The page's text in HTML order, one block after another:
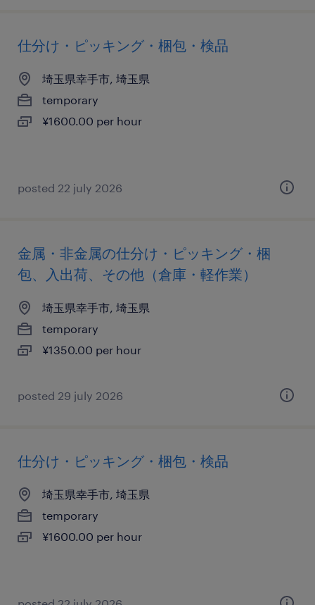
仕分け・ピッキング・梱包・検品
埼玉県幸手市, 埼玉県
temporary
¥1600.00 per hour
posted 22 july 2026
金属・非金属の仕分け・ピッキング・梱
包、入出荷、その他（倉庫・軽作業）
埼玉県幸手市, 埼玉県
temporary
¥1350.00 per hour
posted 29 july 2026
仕分け・ピッキング・梱包・検品
埼玉県幸手市, 埼玉県
temporary
¥1600.00 per hour